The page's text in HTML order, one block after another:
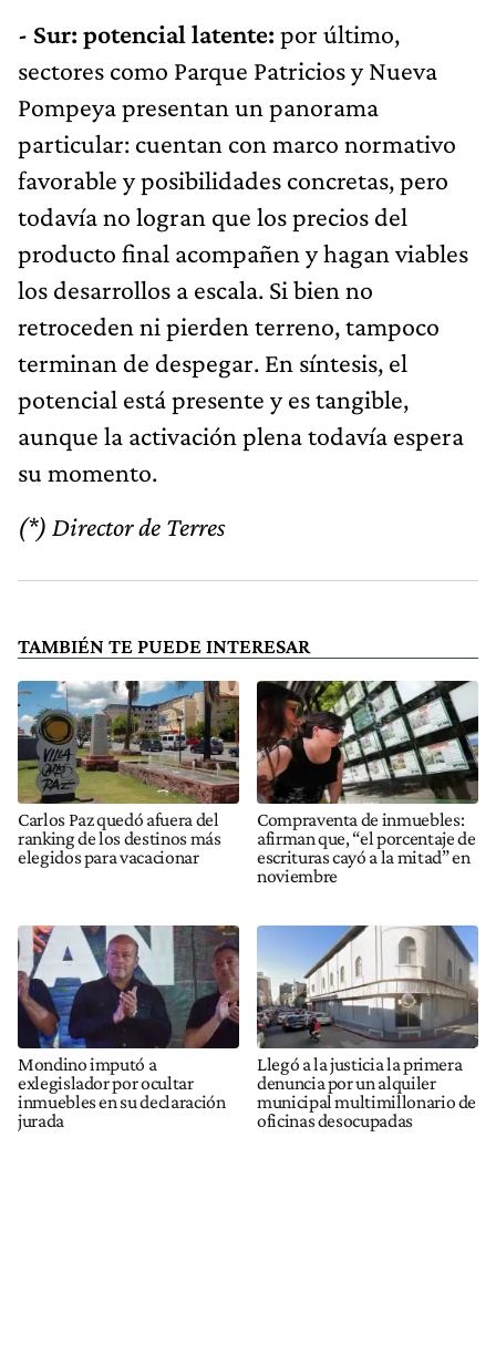
- Sur: potencial latente: por último,
sectores como Parque Patricios y Nueva
Pompeya presentan un panorama
particular: cuentan con marco normativo
favorable y posibilidades concretas, pero
todavía no logran que los precios del
producto final acompañen y hagan viables
los desarrollos a escala. Si bien no
retroceden ni pierden terreno, tampoco
terminan de despegar. En síntesis, el
potencial está presente y es tangible,
aunque la activación plena todavía espera
su momento.
(*) Director de Terres
TAMBIÉN TE PUEDE INTERESAR
Carlos Paz quedó afuera del
ranking de los destinos más
elegidos para vacacionar
Compraventa de inmuebles:
afirman que, “el porcentaje de
escrituras cayó a la mitad” en
noviembre
Mondino imputó a
exlegislador por ocultar
inmuebles en su declaración
jurada
Llegó a la justicia la primera
denuncia por un alquiler
municipal multimillonario de
oficinas desocupadas